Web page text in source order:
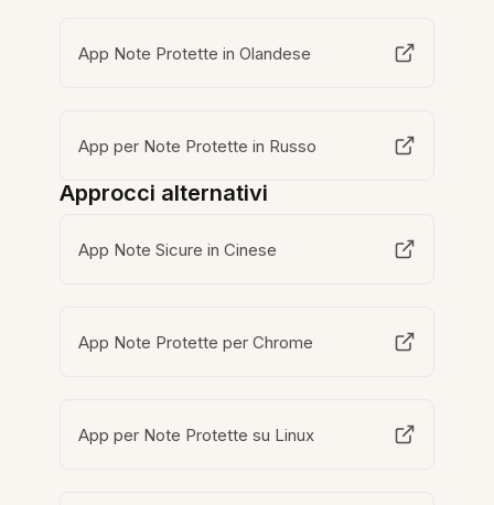
App Note Protette in Olandese
App per Note Protette in Russo
Approcci alternativi
App Note Sicure in Cinese
App Note Protette per Chrome
App per Note Protette su Linux